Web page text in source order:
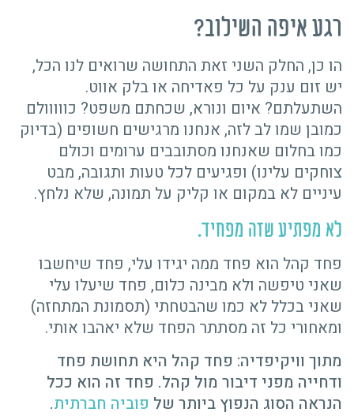
רגע איפה השילוב?
הו כן, החלק השני זאת התחושה שרואים לנו הכל,
יש זום ענק על כל פאדיחה או בלק אווט.
השתעלתם? איום ונורא, שכחתם משפט? כווווולם
כמובן שמו לב לזה, אנחנו מרגישים חשופים (בדיוק
כמו בחלום שאנחנו מסתובבים ערומים וכולם
צוחקים עלינו) ופגיעים לכל טעות ותגובה, מבט
עיניים לא במקום או קליק על תמונה, שלא נלחץ.
לא מפתיע שזה מפחיד.
פחד קהל הוא פחד ממה יגידו עלי, פחד שיחשבו
שאני טיפשה ולא מבינה כלום, פחד שיעלו עלי
שאני בכלל לא כמו שהבטחתי (תסמונת המתחזה)
ומאחורי כל זה מסתתר הפחד שלא יאהבו אותי.
מתוך וויקיפדיה: פחד קהל היא תחושת פחד
ודחייה מפני דיבור מול קהל. פחד זה הוא ככל
הנראה הסוג הנפוץ ביותר של פוביה חברתית.